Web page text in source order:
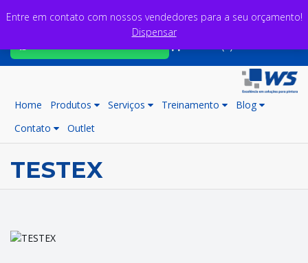
Home Produtos Serviços Treinamento
Blog
Contato
Outlet
TESTEX
Entre em contato com nossos vendedores para a seu orçamento!
Dispensar